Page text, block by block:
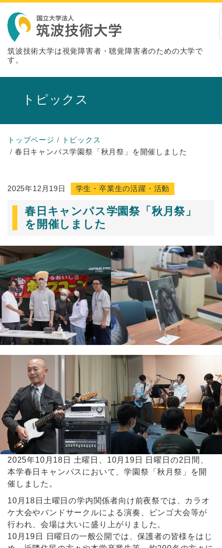
筑波技術大学は視覚障害者・聴覚障害者のための大学で
す。
トピックス
トップページ
トピックス
春日キャンパス学園祭「秋月祭」を開催しました
2025年12月19日 学生・卒業生の活躍・活動
春日キャンパス学園祭「秋月祭」
を開催しました
2025年10月18日 土曜日、10月19日 日曜日の2日間、
本学春日キャンパスにおいて、学園祭「秋月祭」を開
催しました。
10月18日土曜日の学内関係者向け前夜祭では、カラオ
ケ大会やバンドサークルによる演奏、ビンゴ大会等が
行われ、会場は大いに盛り上がりました。
10月19日 日曜日の一般公開では、保護者の皆様をはじ